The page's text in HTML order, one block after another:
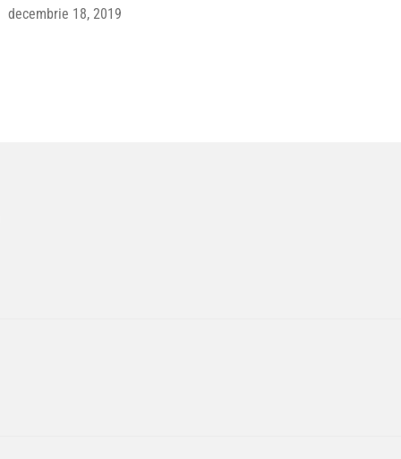
decembrie 18, 2019